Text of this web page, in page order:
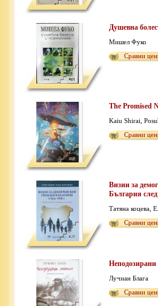
Душевна
Мишел Фуко
Сравни
The Promised
Kaiu Shirai,
Сравни
Визии за
България след
Татяна коцева,
Сравни
Неподозирани
Лучиан Блага
Сравни